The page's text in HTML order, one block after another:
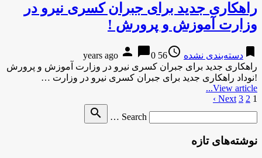
راهکاری جدید برای جبران کسری نیرو در
وزارت آموزش و پرورش !
bookmark دسته‌بندی نشده access_time
56 years ago
person chat_bubble0
راهکاری جدید برای جبران کسری نیرو در وزارت آموزش و پرورش
!نوداد راهکاری جدید برای جبران کسری نیرو در وزارت …
View article...
صفحه‌بندی
1
2
3
Next ›
Search …
search
نوشته‌های تازه